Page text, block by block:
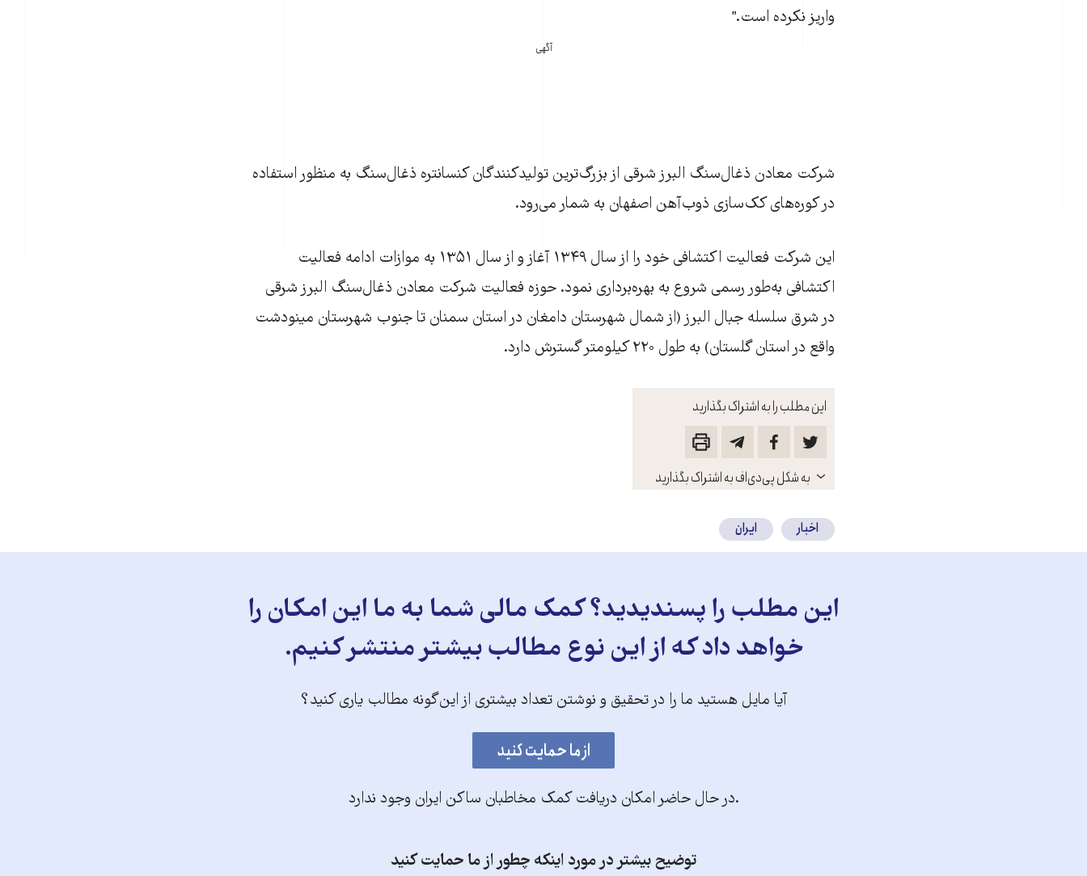
این مطلب را به اشتراک بگذارید
باز
کنید
به شکل پی‌دی‌اف به اشتراک بگذارید
واريز نکرده است."
آگهی
شرکت معادن ذغال‌سنگ البرز شرقی از بزرگ‌ترين توليدکنندگان کنسانتره ذغال‌سنگ به منظور استفاده
در کوره‌های کک‌سازی ذوب‌آهن اصفهان به شمار می‌رود.
اين شرکت فعاليت اکتشافی خود را از سال ۱۳۴۹ آغاز و از سال ۱۳۵۱ به موازات ادامه فعاليت
اکتشافی به‌طور رسمی شروع به بهره‌برداری نمود. حوزه فعاليت شرکت معادن ذغال‌سنگ البرز شرقی
در شرق سلسله جبال البرز (از شمال شهرستان دامغان در استان سمنان تا جنوب شهرستان مينودشت
واقع در استان گلستان) به طول ۲۲۰ کيلومتر گسترش دارد.
اخبار ایران
این مطلب را پسندیدید؟ کمک مالی شما به ما این امکان را
خواهد داد که از این نوع مطالب بیشتر منتشر کنیم.
آیا مایل هستید ما را در تحقیق و نوشتن تعداد بیشتری از این‌گونه مطالب یاری کنید؟
.در حال حاضر امکان دریافت کمک مخاطبان ساکن ایران وجود ندارد
توضیح بیشتر در مورد اینکه چطور از ما حمایت کنید